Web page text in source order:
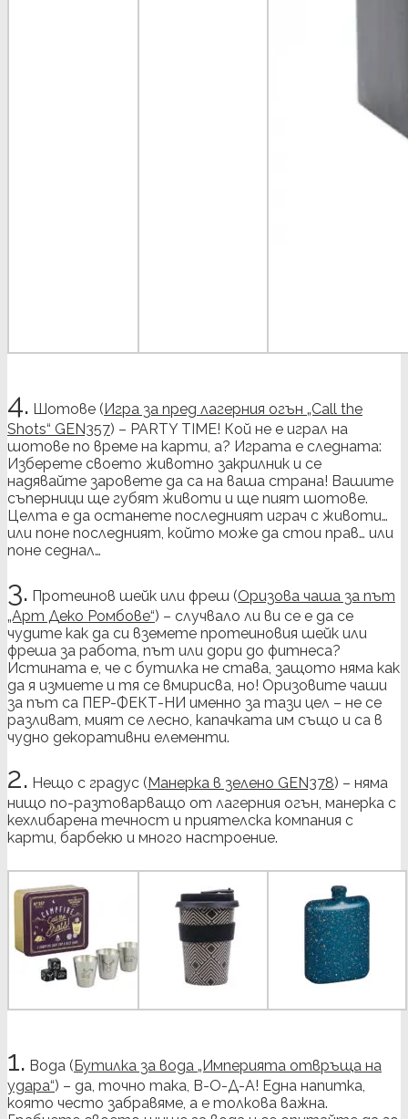
4. Шотове (Игра за пред лагерния огън „Call the
Shots“ GEN357) – PARTY TIME! Кой не е играл на
шотове по време на карти, а? Играта е следната:
Изберете своето животно закрилник и се
надявайте заровете да са на ваша страна! Вашите
съперници ще губят животи и ще пият шотове.
Целта е да останете последният играч с животи…
или поне последният, който може да стои прав… или
поне седнал…
3. Протеинов шейк или фреш (Оризова чаша за път
„Арт Деко Ромбове“) – случвало ли ви се е да се
чудите как да си вземете протеиновия шейк или
фреша за работа, път или дори до фитнеса?
Истината е, че с бутилка не става, защото няма как
да я измиете и тя се вмирисва, но! Оризовите чаши
за път са ПЕР-ФЕКТ-НИ именно за тази цел – не се
разливат, мият се лесно, капачката им също и са в
чудно декоративни елементи.
2. Нещо с градус (Манерка в зелено GEN378) – няма
нищо по-разтоварващо от лагерния огън, манерка с
кехлибарена течност и приятелска компания с
карти, барбекю и много настроение.
1. Вода (Бутилка за вода „Империята отвръща на
удара“) – да, точно така, В-О-Д-А! Една напитка,
която често забравяме, а е толкова важна.